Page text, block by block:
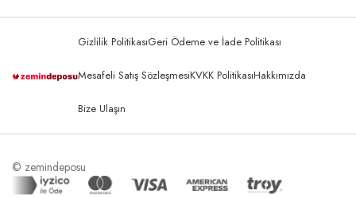
Gizlilik PolitikasıGeri Ödeme ve İade Politikası
Mesafeli Satış SözleşmesiKVKK PolitikasıHakkımızda
Bize Ulaşın
© zemindeposu